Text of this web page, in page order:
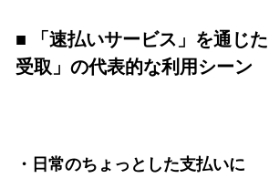
■ 「速払いサービス」を通じ
受取」の代表的な利用シーン
・日常のちょっとした支払いに